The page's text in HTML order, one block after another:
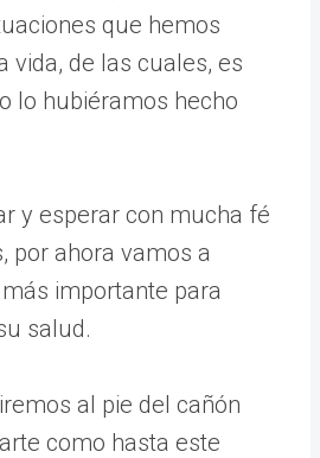
que hemos
vida, de las cuales, es
lo hubiéramos hecho
y esperar con mucha fé
por ahora vamos a
importante para
salud.
al pie del cañón
como hasta este